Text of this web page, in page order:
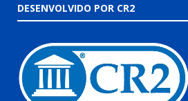
DESENVOLVIDO POR CR2